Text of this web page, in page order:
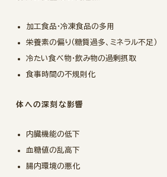
加工食品・冷凍食品の多用
栄養素の偏り（糖質過多、ミネラル不足）
冷たい食べ物・飲み物の過剰摂取
食事時間の不規則化
体への深刻な影響
内臓機能の低下
血糖値の乱高下
腸内環境の悪化